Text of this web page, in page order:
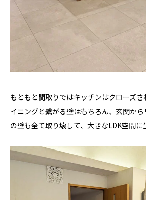
もともと間取りではキッチンはクローズ
イニングと繋がる壁はもちろん、玄関か
の壁も全て取り壊して、大きなLDK空間に